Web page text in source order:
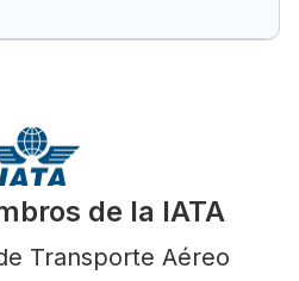
de la IATA
Transporte Aéreo